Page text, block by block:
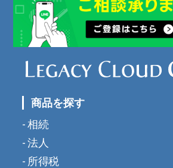
商品を探す
相続
法人
所得税